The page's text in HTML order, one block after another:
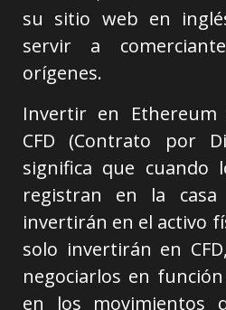
su sitio web en
servir a
orígenes.
Invertir en Ethereum
CFD (Contrato por
significa que cuando
registran en la
invertirán en el activo
solo invertirán en
negociarlos en
en los movimientos